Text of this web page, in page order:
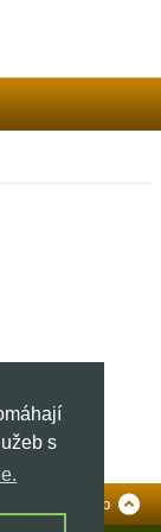
s
To Top